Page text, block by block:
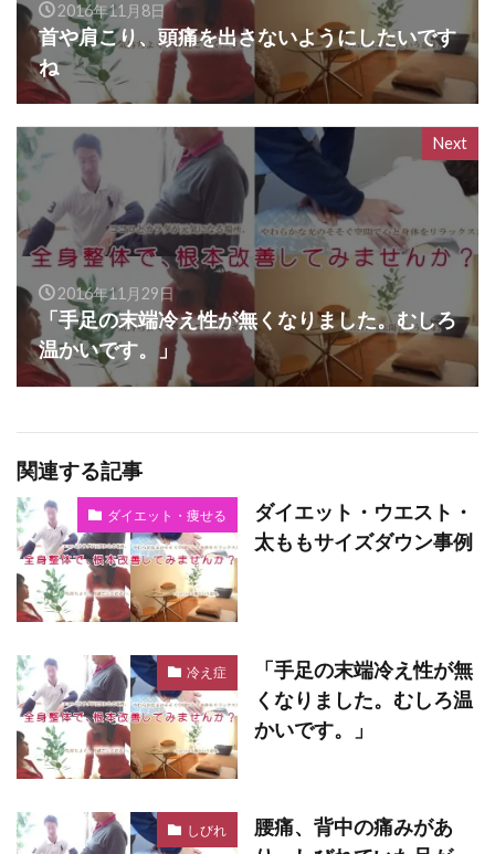
2016年11月8日
首や肩こり、頭痛を出さないようにしたいです
ね
Next
2016年11月29日
「手足の末端冷え性が無くなりました。むしろ
温かいです。」
関連する記事
ダイエット・痩せる
ダイエット・ウエスト・
太ももサイズダウン事例
冷え症
「手足の末端冷え性が無
くなりました。むしろ温
かいです。」
しびれ
腰痛、背中の痛みがあ